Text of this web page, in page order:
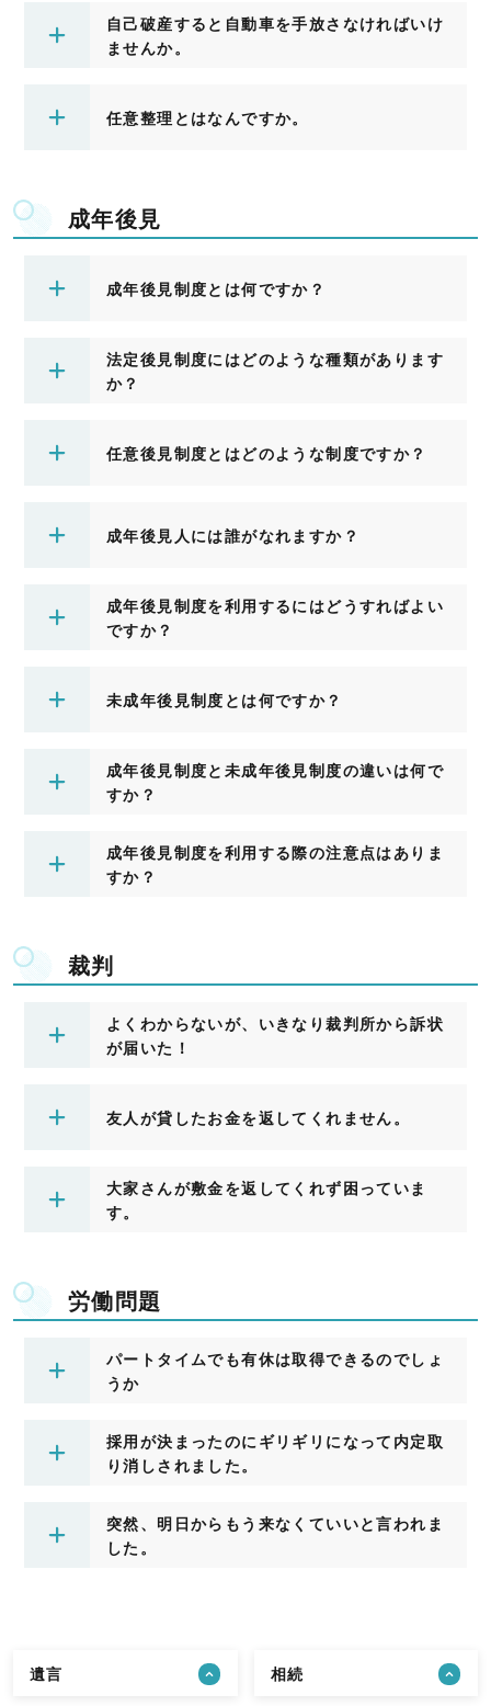
自己破産すると自動車を手放さなければいけ
ませんか。
任意整理とはなんですか。
成年後見
成年後見制度とは何ですか？
法定後見制度にはどのような種類があります
か？
任意後見制度とはどのような制度ですか？
成年後見人には誰がなれますか？
成年後見制度を利用するにはどうすればよい
ですか？
未成年後見制度とは何ですか？
成年後見制度と未成年後見制度の違いは何で
すか？
成年後見制度を利用する際の注意点はありま
すか？
裁判
よくわからないが、いきなり裁判所から訴状
が届いた！
友人が貸したお金を返してくれません。
大家さんが敷金を返してくれず困っていま
す。
労働問題
パートタイムでも有休は取得できるのでしょ
うか
採用が決まったのにギリギリになって内定取
り消しされました。
突然、明日からもう来なくていいと言われま
した。
遺言 相続